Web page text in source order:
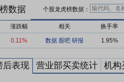
数据 个股龙虎榜数据：
涨跌幅 相关 换手率
0.11% 数据 股吧 研报 1.95%
后表现 营业部买卖统计 机构